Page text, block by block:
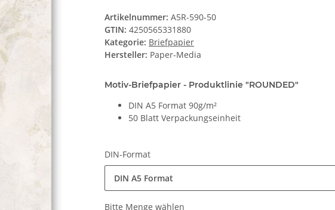
Artikelnummer: A5R-590-50
GTIN: 4250565331880
Kategorie: Briefpapier
Hersteller: Paper-Media
Motiv-Briefpapier - Produktlinie "ROUNDED"
DIN A5 Format 90g/m²
50 Blatt Verpackungseinheit
DIN-Format
DIN A5 Format
Bitte Menge wählen